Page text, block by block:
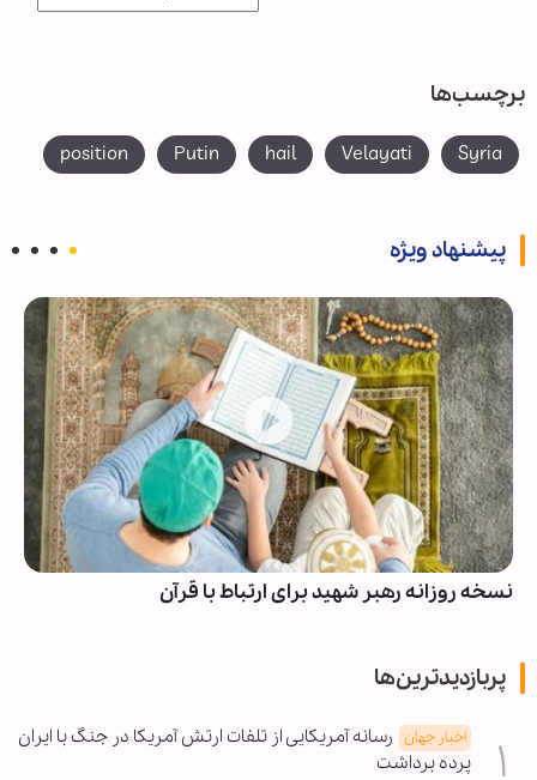
برچسب‌ها
Syria
Velayati
hail
Putin
position
پیشنهاد ویژه
نسخه روزانه رهبر شهید برای ارتباط با قرآن
پربازدیدترین‌ها
اخبار جهان رسانه آمریکایی از تلفات ارتش آمریکا در جنگ با ایران
پرده برداشت